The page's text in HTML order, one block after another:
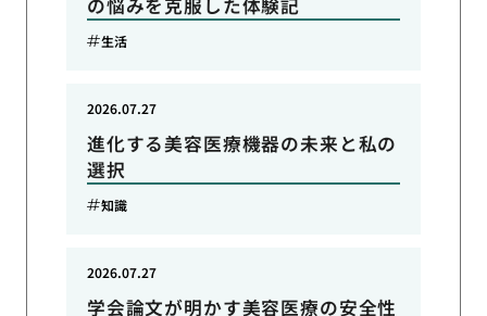
の悩みを克服した体験記
生活
進化する美容医療機器の未来と私の
選択
2026.07.27
知識
学会論文が明かす美容医療の安全性
2026.07.27